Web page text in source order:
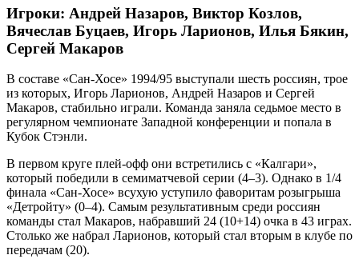
Игроки: Андрей Назаров, Виктор Козлов,
Вячеслав Буцаев, Игорь Ларионов, Илья Бякин,
Сергей Макаров
В составе «Сан-Хосе» 1994/95 выступали шесть россиян, трое
из которых, Игорь Ларионов, Андрей Назаров и Сергей
Макаров, стабильно играли. Команда заняла седьмое место в
регулярном чемпионате Западной конференции и попала в
Кубок Стэнли.
В первом круге плей-офф они встретились с «Калгари»,
который победили в семиматчевой серии (4–3). Однако в 1/4
финала «Сан-Хосе» всухую уступило фаворитам розыгрыша
«Детройту» (0–4). Самым результативным среди россиян
команды стал Макаров, набравший 24 (10+14) очка в 43 играх.
Столько же набрал Ларионов, который стал вторым в клубе по
передачам (20).